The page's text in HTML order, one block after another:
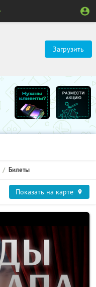
Загрузить
Билеты
Показать на карте